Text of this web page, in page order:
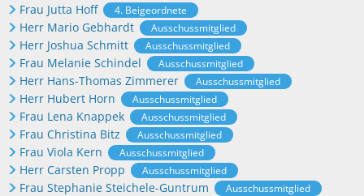
Frau Jutta Hoff 4. Beigeordnete
Herr Mario Gebhardt Ausschussmitglied
Herr Joshua Schmitt Ausschussmitglied
Frau Melanie Schindel Ausschussmitglied
Herr Hans-Thomas Zimmerer Ausschussmitglied
Herr Hubert Horn Ausschussmitglied
Frau Lena Knappek Ausschussmitglied
Frau Christina Bitz Ausschussmitglied
Frau Viola Kern Ausschussmitglied
Herr Carsten Propp Ausschussmitglied
Frau Stephanie Steichele-Guntrum Ausschussmitglied